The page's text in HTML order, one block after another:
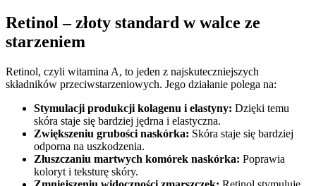
Retinol – złoty standard w walce ze
starzeniem
Retinol, czyli witamina A, to jeden z najskuteczniejszych
składników przeciwstarzeniowych. Jego działanie polega na:
Stymulacji produkcji kolagenu i elastyny: Dzięki temu
skóra staje się bardziej jędrna i elastyczna.
Zwiększeniu grubości naskórka: Skóra staje się bardziej
odporna na uszkodzenia.
Złuszczaniu martwych komórek naskórka: Poprawia
koloryt i teksturę skóry.